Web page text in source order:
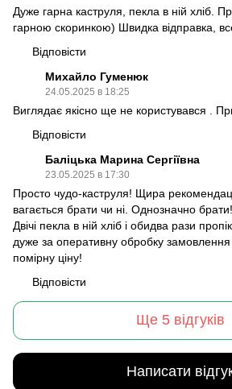
Дуже гарна каструля, пекла в ній хліб.
гарною скоринкою) Швидка відправка,
Відповісти
Михайло Гуменюк
24.05.2025 в 18:25
Виглядає якісно ще не користувався .
Відповісти
Баліцька Марина Сергіївна
23.05.2025 в 17:30
Просто чудо-каструля! Щира
вагається брати чи ні. Однозначно брати!
Двічі пекла в ній хліб і обидва рази
дуже за оперативну обробку замовлення
помірну ціну!
Відповісти
Ще 5 відгуків
Написати